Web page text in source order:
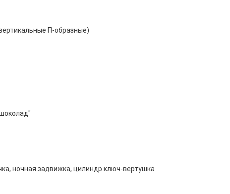
П-образные)
ночная задвижка, цилиндр ключ-вертушка